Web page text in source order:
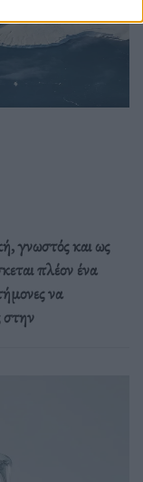
γνωστός και ως
πλέον ένα
να
στην